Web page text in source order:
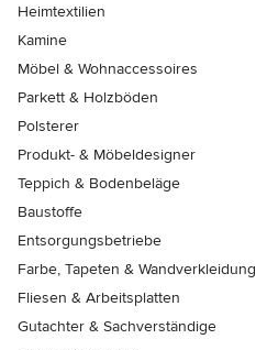
Heimtextilien
Kamine
Möbel & Wohnaccessoires
Parkett & Holzböden
Polsterer
Produkt- & Möbeldesigner
Teppich & Bodenbeläge
Baustoffe
Entsorgungsbetriebe
Farbe, Tapeten & Wandverkleidung
Fliesen & Arbeitsplatten
Gutachter & Sachverständige